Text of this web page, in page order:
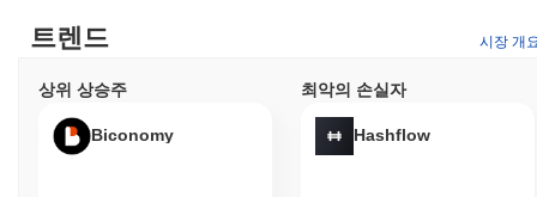
트렌드 시장 개
상위 상승주
Biconomy
최악의 손실자
Hashflow